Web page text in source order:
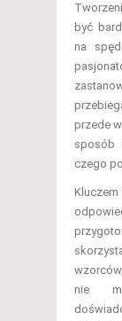
być
na
przede
sposób
czego
nie